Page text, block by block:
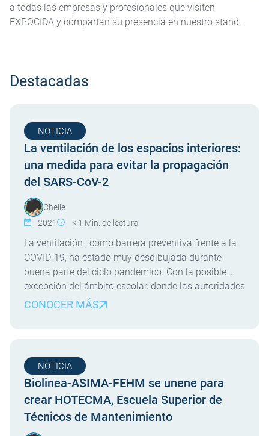
a todas las empresas y profesionales que visiten
EXPOCIDA y compartan su presencia en nuestro stand.
Destacadas
La ventilación de los espacios interiores:
una medida para evitar la propagación
del SARS-CoV-2
NOTICIA
Chelle
2021
< 1 Min. de lectura
La ventilación , como barrera preventiva frente a la
COVID-19, ha estado muy desdibujada durante
buena parte del ciclo pandémico. Con la posible
excepción del ámbito escolar, donde las autoridades
sanitarias y educativas han puesto mucho énfasis y
CONOCER MÁS
Biolinea-ASIMA-FEHM se unene para
crear HOTECMA, Escuela Superior de
Técnicos de Mantenimiento
NOTICIA